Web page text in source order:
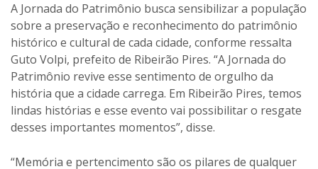
A Jornada do Patrimônio busca sensibilizar a população
sobre a preservação e reconhecimento do patrimônio
histórico e cultural de cada cidade, conforme ressalta
Guto Volpi, prefeito de Ribeirão Pires. “A Jornada do
Patrimônio revive esse sentimento de orgulho da
história que a cidade carrega. Em Ribeirão Pires, temos
lindas histórias e esse evento vai possibilitar o resgate
desses importantes momentos”, disse.
“Memória e pertencimento são os pilares de qualquer